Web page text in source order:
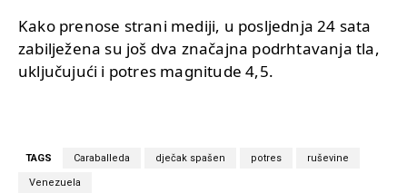
Kako prenose strani mediji, u posljednja 24 sata
zabilježena su još dva značajna podrhtavanja tla,
uključujući i potres magnitude 4,5.
TAGS Caraballeda dječak spašen potres ruševine
Venezuela